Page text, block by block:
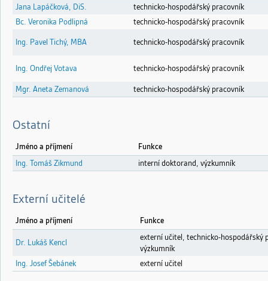
Jana Lapáčková, DiS.
technicko-hospodářský pracovník
Bc. Veronika Podlipná
technicko-hospodářský pracovník
Ing. Pavel Tichý, MBA technicko-hospodářský pracovník
Ing. Ondřej Votava technicko-hospodářský pracovník
Mgr. Aneta Zemanová technicko-hospodářský pracovník
Ostatní
Jméno a příjmení
Funkce
Ing. Tomáš Zikmund
interní doktorand, výzkumník
Externí učitelé
Jméno a příjmení Funkce
Dr. Lukáš Kencl
externí učitel, technicko-hospodářský
výzkumník
Ing. Josef Šebánek
externí učitel